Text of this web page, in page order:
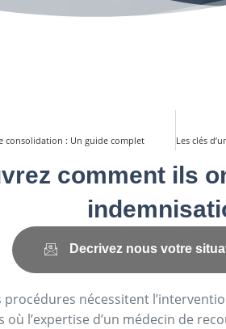
consolidation : Un guide complet
comment ils
Decrivez nous votre
procédures nécessitent
l’expertise d’un médecin de